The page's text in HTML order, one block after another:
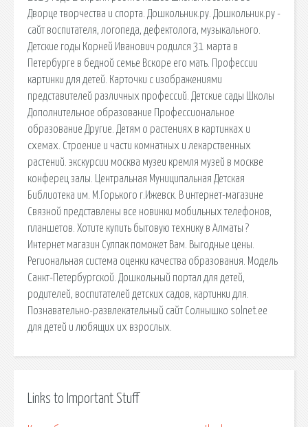
Дворце творчества и спорта. Дошкольник.ру. Дошкольник.ру -
сайт воспитателя, логопеда, дефектолога, музыкального.
Детские годы Корней Иванович родился 31 марта в
Петербурге в бедной семье Вскоре его мать. Профессии
картинки для детей. Карточки с изображениями
представителей различных профессий. Детские сады Школы
Дополнительное образование Профессиональное
образование Другие. Детям о растениях в картинках и
схемах. Строение и части комнатных и лекарственных
растений. экскурсии москва музеи кремля музей в москве
конферец залы. Центральная Муниципальная Детская
Библиотека им. М.Горького г.Ижевск. В интернет-магазине
Связной представлены все новинки мобильных телефонов,
планшетов. Хотите купить бытовую технику в Алматы ?
Интернет магазин Сулпак поможет Вам. Выгодные цены.
Региональная система оценки качества образования. Модель
Санкт-Петербургской. Дошкольный портал для детей,
родителей, воспитателей детских садов, картинки для.
Познавательно-развлекательный сайт Солнышко solnet.ee
для детей и любящих их взрослых.
Links to Important Stuff